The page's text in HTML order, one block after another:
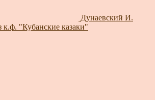
Дунаевский И.
"Кубанские казаки"